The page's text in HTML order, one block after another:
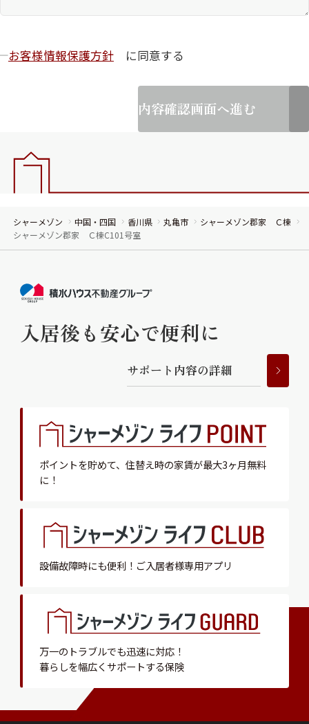
お客様情報保護方針 に同意する
内容確認画面へ進む
シャーメゾン 中国・四国 香川県 丸亀市
シャーメゾン郡家 Ｃ棟
シャーメゾン郡家 Ｃ棟C101号室
入居後も安心で便利に
サポー ト 内容の詳細
ポイントを貯めて、 住替え時の家賃が最大3ヶ月無料
に！
設備故障時にも便利！ ご入居者様専用アプリ
万一のトラブルでも迅速に対応！
暮らしを幅広くサポートする保険